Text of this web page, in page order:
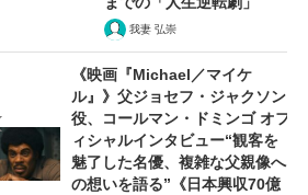
我妻 弘崇
《映画『Michael／マイケ
ル』》父ジョセフ・ジャクソン
役、コールマン・ドミンゴ オフ
ィシャルインタビュー“観客を
魅了した名優、複雑な父親像へ
の想いを語る”《日本興収70億